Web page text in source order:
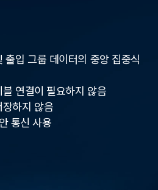
출입 그룹 데이터의 중앙 집중식
연결이 필요하지 않음
하지 않음
통신 사용